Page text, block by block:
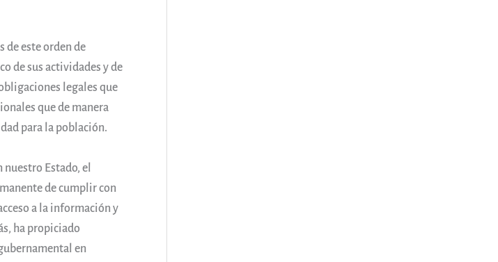
de este orden de
de sus actividades y de
legales que
que de manera
para la población.
Estado, el
de cumplir con
a la información y
ha propiciado
en